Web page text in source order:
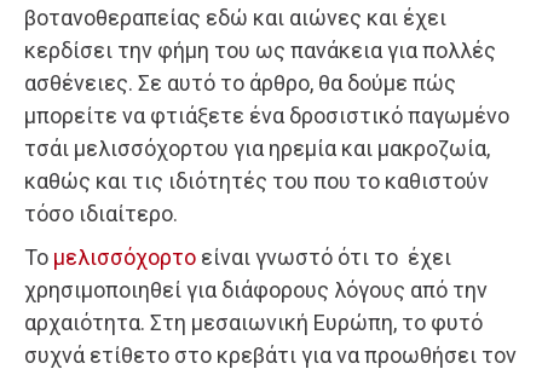
βοτανοθεραπείας εδώ και αιώνες και έχει
κερδίσει την φήμη του ως πανάκεια για πολλές
ασθένειες. Σε αυτό το άρθρο, θα δούμε πώς
μπορείτε να φτιάξετε ένα δροσιστικό παγωμένο
τσάι μελισσόχορτου για ηρεμία και μακροζωία,
καθώς και τις ιδιότητές του που το καθιστούν
τόσο ιδιαίτερο.
Το μελισσόχορτο είναι γνωστό ότι το έχει
χρησιμοποιηθεί για διάφορους λόγους από την
αρχαιότητα. Στη μεσαιωνική Ευρώπη, το φυτό
συχνά ετίθετο στο κρεβάτι για να προωθήσει τον